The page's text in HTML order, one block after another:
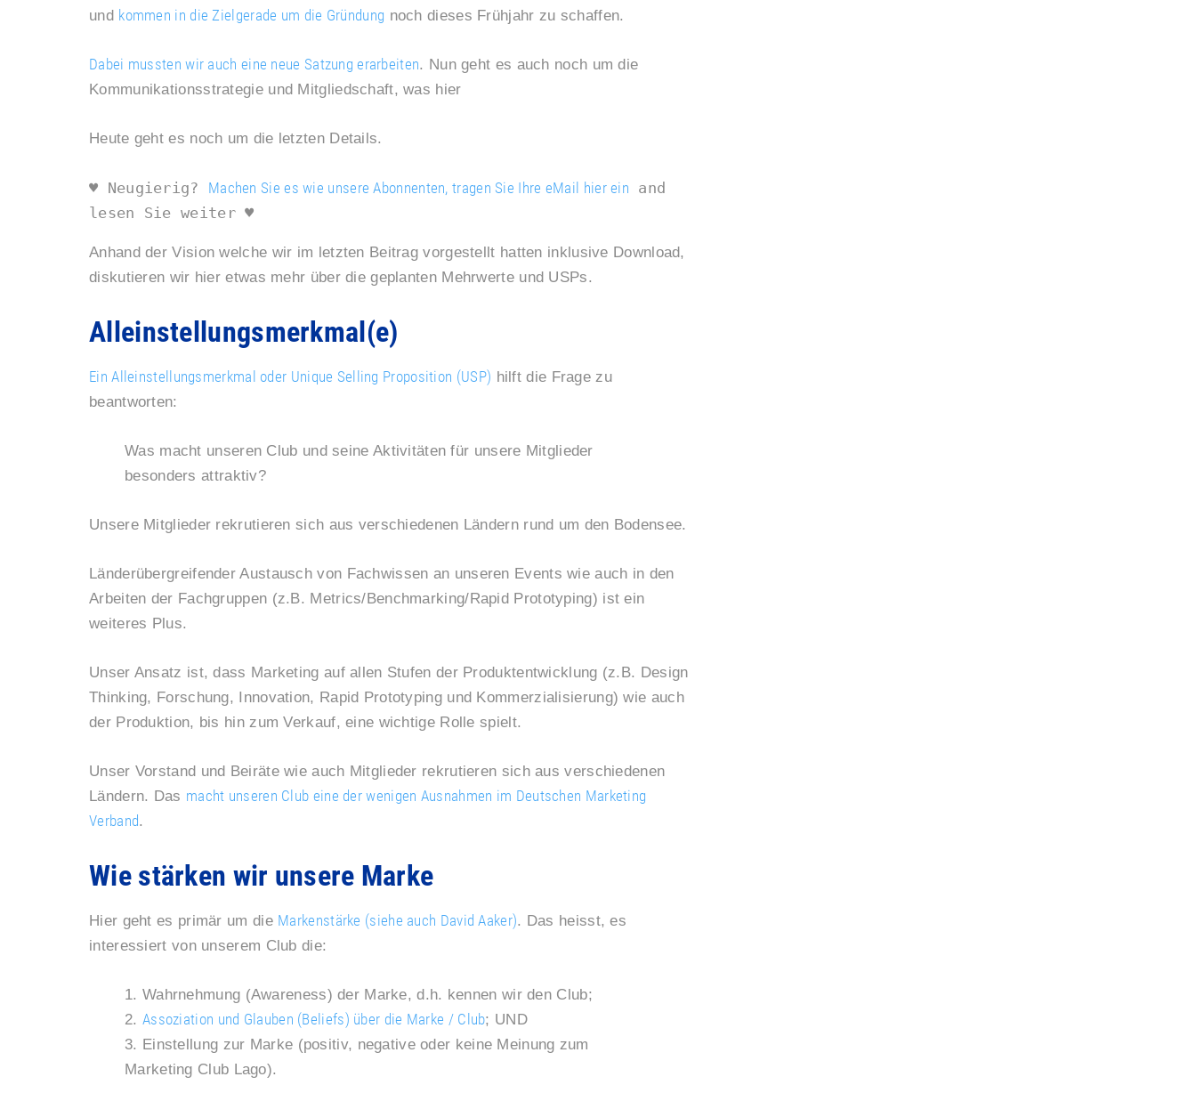
und kommen in die Zielgerade um die Gründung noch dieses Frühjahr zu schaffen.
Dabei mussten wir auch eine neue Satzung erarbeiten. Nun geht es auch noch um die
Kommunikationsstrategie und Mitgliedschaft, was hier
Heute geht es noch um die letzten Details.
♥ Neugierig? Machen Sie es wie unsere Abonnenten, tragen Sie Ihre eMail hier ein and
lesen Sie weiter ♥
Anhand der Vision welche wir im letzten Beitrag vorgestellt hatten inklusive Download,
diskutieren wir hier etwas mehr über die geplanten Mehrwerte und USPs.
Alleinstellungsmerkmal(e)
Ein Alleinstellungsmerkmal oder Unique Selling Proposition (USP) hilft die Frage zu
beantworten:
Was macht unseren Club und seine Aktivitäten für unsere Mitglieder
besonders attraktiv?
Unsere Mitglieder rekrutieren sich aus verschiedenen Ländern rund um den Bodensee.
Länderübergreifender Austausch von Fachwissen an unseren Events wie auch in den
Arbeiten der Fachgruppen (z.B. Metrics/Benchmarking/Rapid Prototyping) ist ein
weiteres Plus.
Unser Ansatz ist, dass Marketing auf allen Stufen der Produktentwicklung (z.B. Design
Thinking, Forschung, Innovation, Rapid Prototyping und Kommerzialisierung) wie auch
der Produktion, bis hin zum Verkauf, eine wichtige Rolle spielt.
Unser Vorstand und Beiräte wie auch Mitglieder rekrutieren sich aus verschiedenen
Ländern. Das macht unseren Club eine der wenigen Ausnahmen im Deutschen Marketing
Verband.
Wie stärken wir unsere Marke
Hier geht es primär um die Markenstärke (siehe auch David Aaker). Das heisst, es
interessiert von unserem Club die:
1. Wahrnehmung (Awareness) der Marke, d.h. kennen wir den Club;
2. Assoziation und Glauben (Beliefs) über die Marke / Club; UND
3. Einstellung zur Marke (positiv, negative oder keine Meinung zum
Marketing Club Lago).